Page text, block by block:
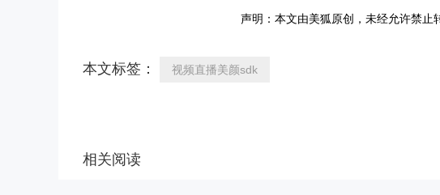
声明：本文由美狐原创，未经允许禁止
本文标签： 视频直播美颜sdk
相关阅读